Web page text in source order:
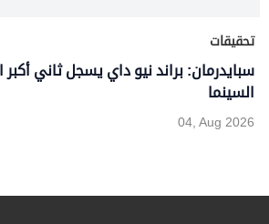
تحقيقات
سبايدرمان: براند نيو داي يسجل ثاني أكبر
السينما
04, Aug 2026